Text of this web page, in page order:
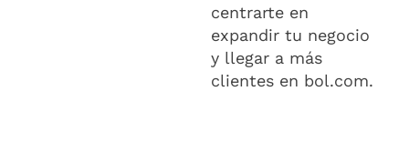
centrarte en
expandir tu negocio
y llegar a más
clientes en bol.com.